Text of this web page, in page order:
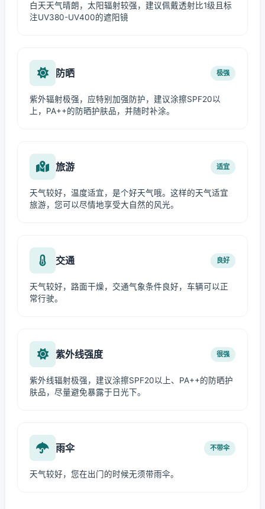
白天天气晴朗，太阳辐射较强，建议佩戴透射比1级且标
注UV380-UV400的遮阳镜
防晒 极强
紫外辐射极强，应特别加强防护，建议涂擦SPF20以
上，PA++的防晒护肤品，并随时补涂。
旅游 适宜
天气较好，温度适宜，是个好天气哦。这样的天气适宜
旅游，您可以尽情地享受大自然的风光。
交通 良好
天气较好，路面干燥，交通气象条件良好，车辆可以正
常行驶。
紫外线强度 很强
紫外线辐射极强，建议涂擦SPF20以上、PA++的防晒护
肤品，尽量避免暴露于日光下。
雨伞 不带伞
天气较好，您在出门的时候无须带雨伞。